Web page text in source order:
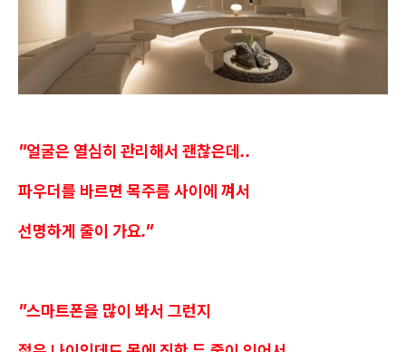
"얼굴은 열심히 관리해서 괜찮은데..
파우더를 바르면 목주름 사이에 껴서
선명하게 줄이 가요."
"스마트폰을 많이 봐서 그런지